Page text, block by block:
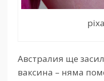
Австралия ще
ваксина – няма